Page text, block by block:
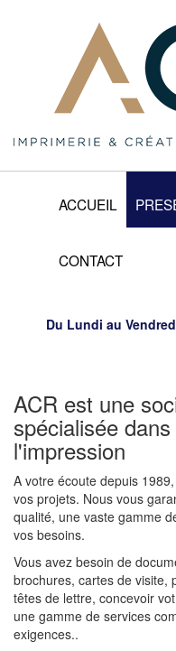
ACCUEIL
CONTACT
Du Lundi au
ACR est une
spécialisée
l'impression
A votre écoute depuis
vos projets. Nous vous
qualité, une vaste gamme
vos besoins.
Vous avez besoin de
brochures, cartes de visite,
têtes de lettre, concevoir
une gamme de services
exigences..